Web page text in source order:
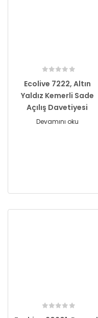
Ecolive 7222, Altın
Yaldız Kemerli Sade
Açılış Davetiyesi
Devamını oku